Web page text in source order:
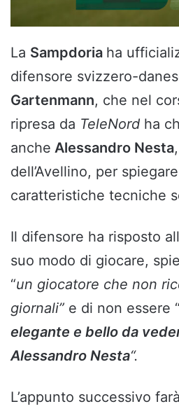
La Sampdoria ha
difensore svizzero-
Gartenmann, che nel
ripresa da TeleNord ha
anche Alessandro Nesta
dell’Avellino, per
caratteristiche tecniche
Il difensore ha risposto
suo modo di giocare,
“un giocatore che non
giornali” e di non essere “
elegante e bello da
Alessandro Nesta“.
L’appunto successivo